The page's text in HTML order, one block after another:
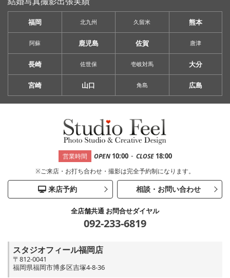
福岡 北九州 久留米 熊本
阿蘇 鹿児島 佐賀 唐津
長崎 佐世保 壱岐対馬 大分
宮崎 山口 角島 広島
営業時間 OPEN 10:00 - CLOSE 18:00
※ご来店・お打ち合わせ・撮影は完全予約制になります。
来店予約 相談・お問い合わせ
全店舗共通 お問合せダイヤル
092-233-6819
スタジオフィール福岡店
〒812-0041
福岡県福岡市博多区吉塚4-8-36